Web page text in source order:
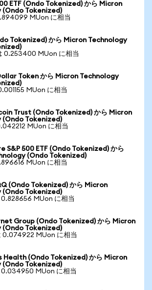
ETF (Ondo Tokenized) から Micron
(Ondo Tokenized)
MUon に相当
Tokenized) から Micron Technology
0.253400 MUon に相当
Token から Micron Technology
MUon に相当
Trust (Ondo Tokenized) から Micron
(Ondo Tokenized)
MUon に相当
S&P 500 ETF (Ondo Tokenized) から
(Ondo Tokenized)
MUon に相当
(Ondo Tokenized) から Micron
(Ondo Tokenized)
0.828656 MUon に相当
Group (Ondo Tokenized) から Micron
(Ondo Tokenized)
0.074922 MUon に相当
Health (Ondo Tokenized) から Micron
(Ondo Tokenized)
0.034950 MUon に相当